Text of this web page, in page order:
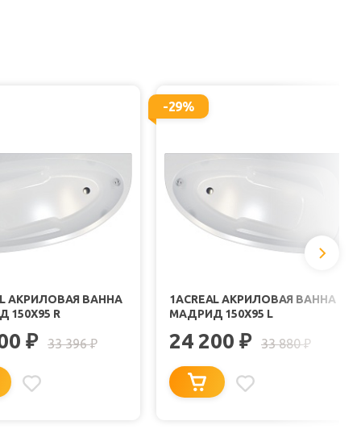
АКРИЛОВАЯ ВАННА
R
₽ 33 396₽
-29%
1ACREAL АКРИЛОВАЯ ВАННА
МАДРИД 150X95 L
24 200 ₽ 33 880₽